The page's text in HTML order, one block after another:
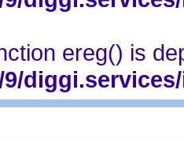
ereg() is